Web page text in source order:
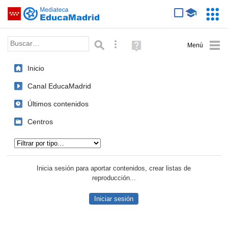
Saltar navegación
Palabra o frase: Búsqueda avanzada
Ayuda
(en
Inicio
Canal EducaMadrid
Últimos contenidos
Centros
Inicia sesión para aportar contenidos, crear listas de
reproducción...
Iniciar sesión